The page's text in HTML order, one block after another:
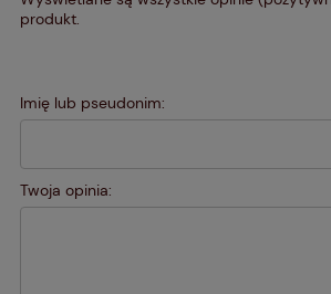
produkt.
Imię lub pseudonim:
Twoja opinia: